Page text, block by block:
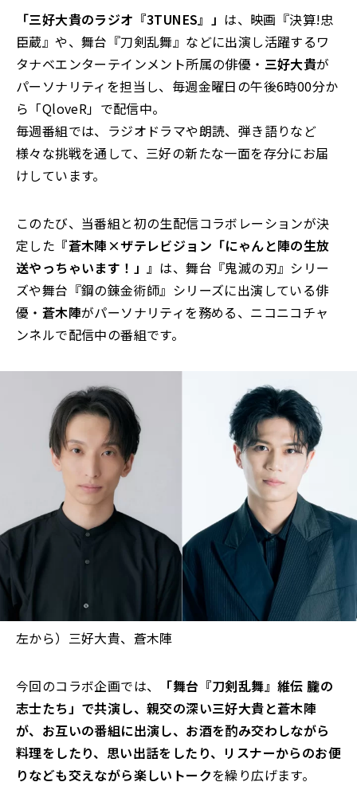
「三好大貴のラジオ『3TUNES』」 は、映画『決算!忠
臣蔵』や、舞台『刀剣乱舞』などに出演し活躍するワ
タナベエンターテインメント所属の俳優・ 三好大貴が
パーソナリティを担当し、毎週金曜日の午後6時00分か
ら「QloveR」で配信中。
毎週番組では、ラジオドラマや朗読、弾き語りなど
様々な挑戦を通して、三好の新たな一面を存分にお届
けしています。
このたび、当番組と初の生配信コラボレーションが決
定した 『蒼木陣×ザテレビジョン「にゃんと陣の生放
送やっちゃいます！」』 は、舞台『鬼滅の刃』シリー
ズや舞台『鋼の錬金術師』シリーズに出演している俳
優・ 蒼木陣がパーソナリティを務める、ニコニコチャ
ンネルで配信中の番組です。
左から）三好大貴、蒼木陣
今回のコラボ企画では、
「舞台『刀剣乱舞』維伝 朧の
志士たち」で共演し、親交の深い三好大貴と蒼木陣
が、お互いの番組に出演し、お酒を酌み交わしながら
料理をしたり、思い出話をしたり、リスナーからのお便
りなども交えながら楽しいトークを繰り広げます。